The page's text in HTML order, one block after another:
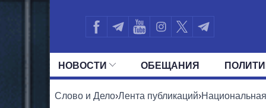
НОВОСТИ ОБЕЩАНИЯ
ВСЕ ПОЛИТИКИ ПРЕЗИДЕНТ И
Слово и Дело›Лента публикаций›